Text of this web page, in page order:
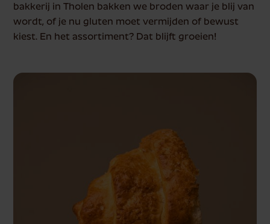
bakkerij in Tholen bakken we broden waar je blij van
wordt, of je nu gluten moet vermijden of bewust
kiest. En het assortiment? Dat blijft groeien!